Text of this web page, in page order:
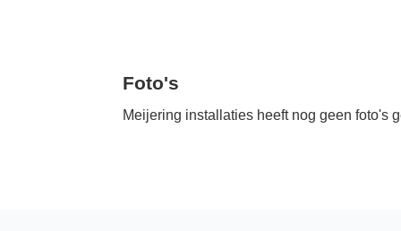
Foto's
Meijering installaties heeft nog geen foto's